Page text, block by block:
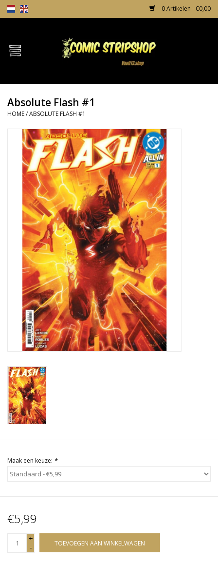
0 Artikelen - €0,00
Home
TPB's
Incentives
Comic Protection
News
Absolute Flash #1
HOME/ABSOLUTE FLASH #1
Maak een keuze: *
€5,99
+
-
TOEVOEGEN AAN WINKELWAGEN